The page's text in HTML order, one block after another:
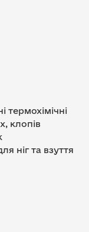
термохімічні
клопів
ніг та взуття